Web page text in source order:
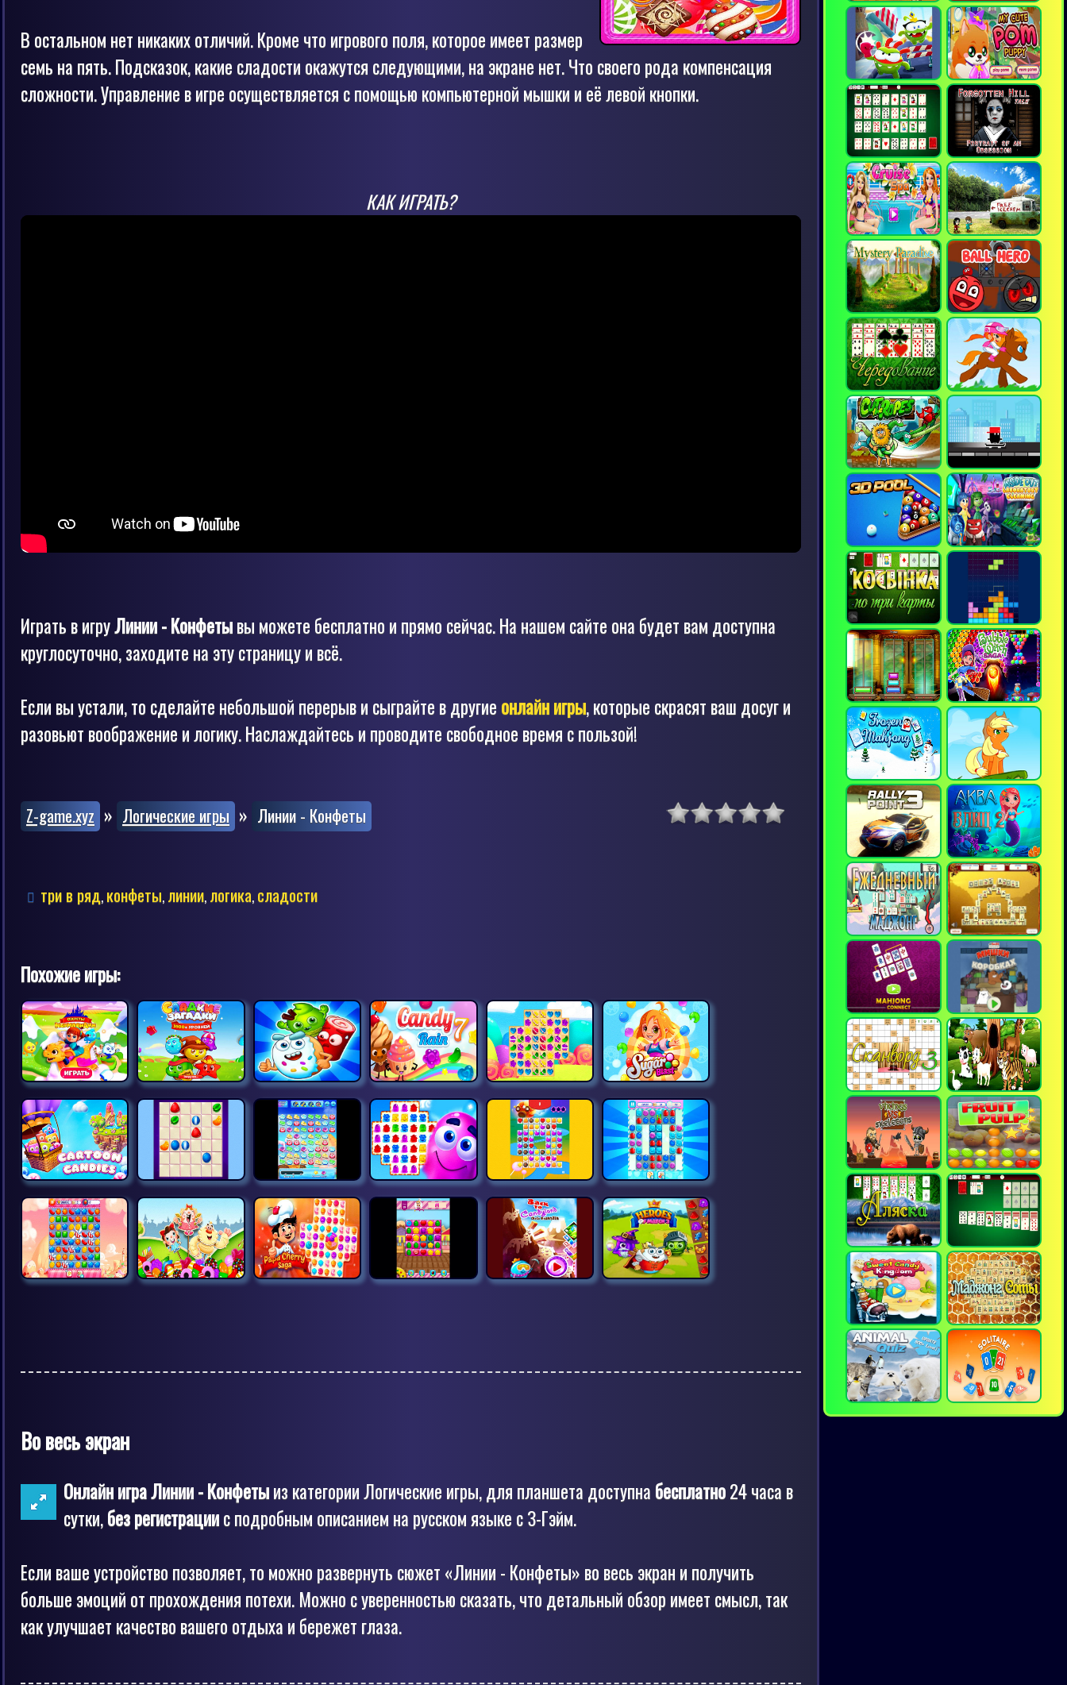
В остальном нет никаких отличий. Кроме что игрового поля, которое имеет размер
семь на пять. Подсказок, какие сладости окажутся следующими, на экране нет. Что своего рода компенсация
сложности. Управление в игре осуществляется с помощью компьютерной мышки и её левой кнопки.
КАК ИГРАТЬ?
Играть в игруЛинии - Конфетывы можете бесплатно и прямо сейчас. На нашем сайте она будет вам доступна
круглосуточно, заходите на эту страницу и всё.
Если вы устали, то сделайте небольшой перерыв и сыграйте в другие онлайн игры, которые скрасят ваш досуг и
разовьют воображение и логику. Наслаждайтесь и проводите свободное время с пользой!
Z-game.xyz » Логические игры » Линии - Конфеты
три в ряд, конфеты, линии, логика, сладости
Похожие игры:
Во весь экран
Онлайн игра Линии - Конфетыиз категории Логические игры, для планшета доступна бесплатно24 часа в
сутки,без регистрациис подробным описанием на русском языке с З-Гэйм.
Если ваше устройство позволяет, то можно развернуть сюжет «Линии - Конфеты» во весь экран и получить
больше эмоций от прохождения потехи. Можно с уверенностью сказать, что детальный обзор имеет смысл, так
как улучшает качество вашего отдыха и бережет глаза.